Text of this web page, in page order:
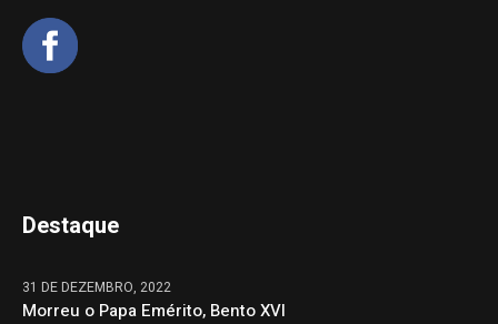
Destaque
31 DE DEZEMBRO, 2022
Morreu o Papa Emérito, Bento XVI